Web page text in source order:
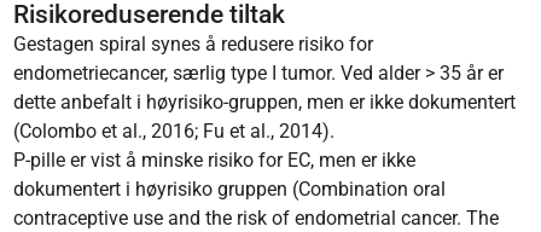
Risikoreduserende tiltak
Gestagen spiral synes å redusere risiko for
endometriecancer, særlig type I tumor. Ved alder > 35 år er
dette anbefalt i høyrisiko-gruppen, men er ikke dokumentert
(Colombo et al., 2016; Fu et al., 2014).
P-pille er vist å minske risiko for EC, men er ikke
dokumentert i høyrisiko gruppen (Combination oral
contraceptive use and the risk of endometrial cancer. The